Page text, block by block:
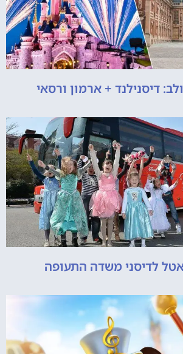
דיסנילנד + ארמון ורסאי
לדיסני משדה התעופה